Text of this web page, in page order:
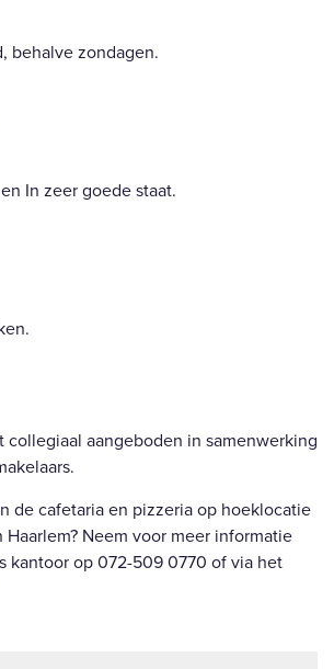
behalve zondagen.
In zeer goede staat.
collegiaal aangeboden in samenwerking
de cafetaria en pizzeria op hoeklocatie
Neem voor meer informatie
kantoor op 072-509 0770 of via het